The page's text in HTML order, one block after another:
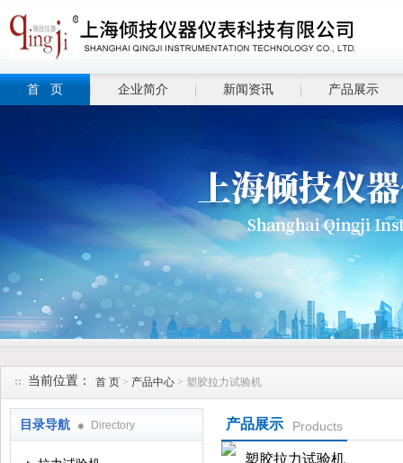
首 页 企业简介 新闻资讯 产品展示
当前位置： 首 页 > 产品中心 > 塑胶拉力试验机
目录导航 Directory 产品展示 Products
塑胶拉力试验机